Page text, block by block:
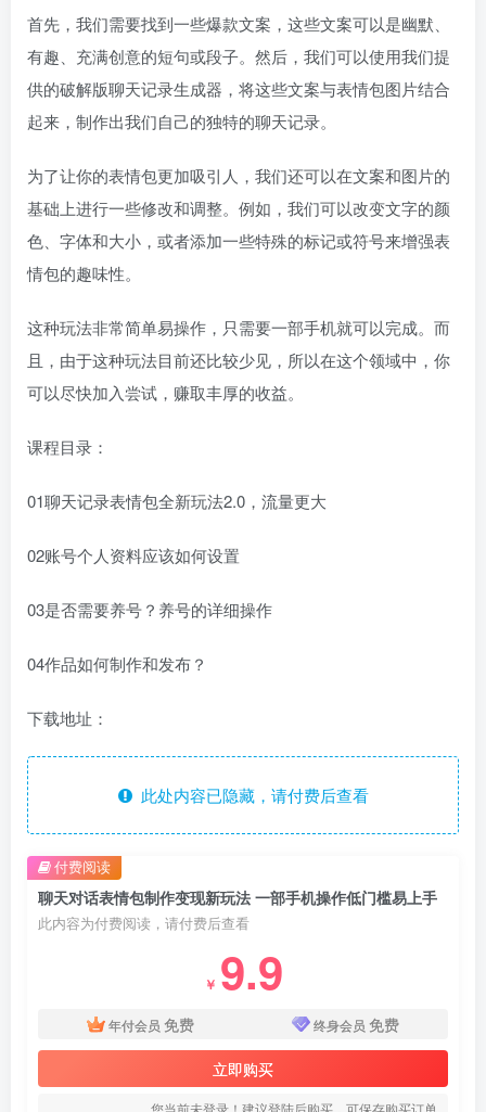
首先，我们需要找到一些爆款文案，这些文案可以是幽默、
有趣、充满创意的短句或段子。然后，我们可以使用我们提
供的破解版聊天记录生成器，将这些文案与表情包图片结合
起来，制作出我们自己的独特的聊天记录。
为了让你的表情包更加吸引人，我们还可以在文案和图片的
基础上进行一些修改和调整。例如，我们可以改变文字的颜
色、字体和大小，或者添加一些特殊的标记或符号来增强表
情包的趣味性。
这种玩法非常简单易操作，只需要一部手机就可以完成。而
且，由于这种玩法目前还比较少见，所以在这个领域中，你
可以尽快加入尝试，赚取丰厚的收益。
课程目录：
01聊天记录表情包全新玩法2.0，流量更大
02账号个人资料应该如何设置
03是否需要养号？养号的详细操作
04作品如何制作和发布？
下载地址：
此处内容已隐藏，请付费后查看
聊天对话表情包制作变现新玩法 一部手机操作低门槛易上手
此内容为付费阅读，请付费后查看
￥ 9.9
年付会员 免费 终身会员 免费
立即购买
您当前未登录！建议登陆后购买，可保存购买订单
付费阅读